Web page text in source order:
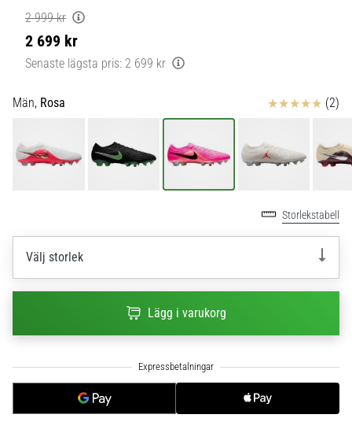
match,
mål
och…
9. 6. 2025
3 min. läsning
Nike
nya
Nike
fotbollsskorna
precision,
kontroll
kraft
2 999 kr
2 699 kr
Senaste lägsta pris: 2 699 kr
Män, Rosa Recensioner (2)
Storlekstabell
Välj storlek
Lägg i varukorg